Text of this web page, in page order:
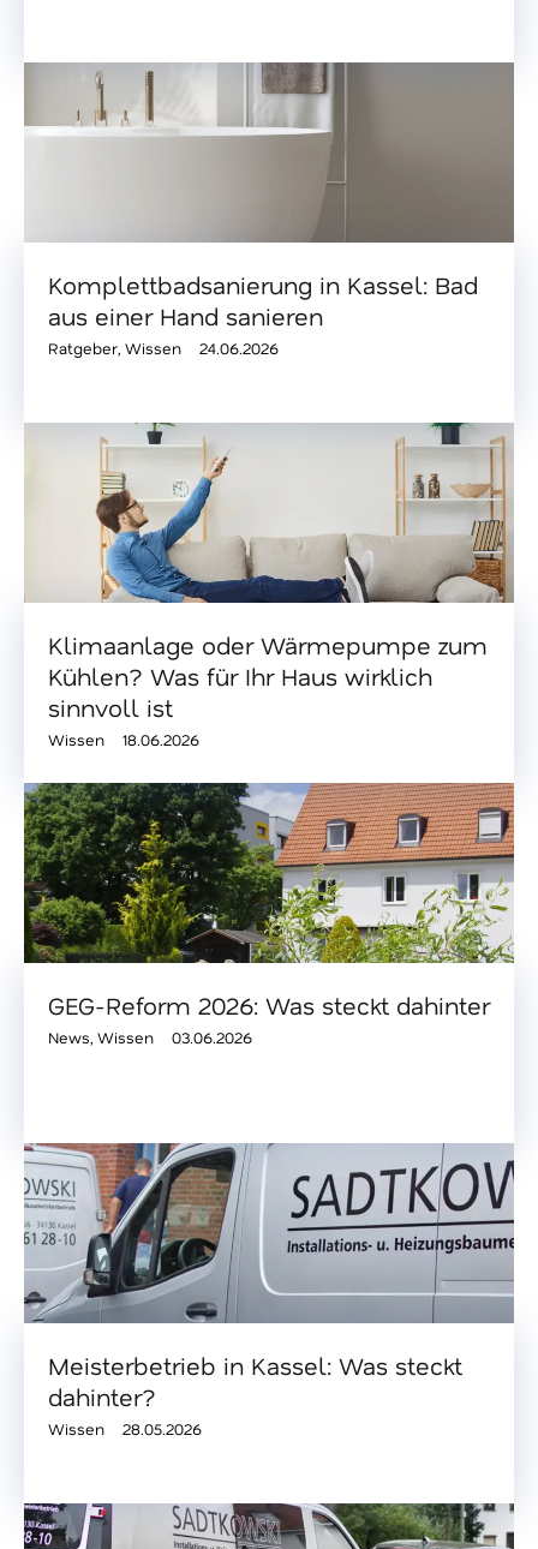
Komplettbadsanierung in Kassel: Bad
aus einer Hand sanieren
Ratgeber, Wissen 24.06.2026
Klimaanlage oder Wärmepumpe zum
Kühlen? Was für Ihr Haus wirklich
sinnvoll ist
Wissen 18.06.2026
GEG-Reform 2026: Was steckt dahinter
News, Wissen 03.06.2026
Meisterbetrieb in Kassel: Was steckt
dahinter?
Wissen 28.05.2026